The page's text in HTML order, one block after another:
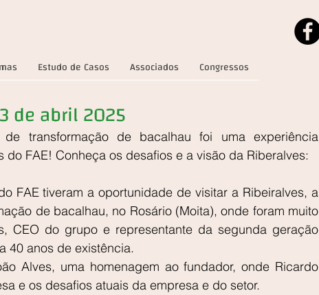
Estudo de Casos Associados Congressos
de abril 2025
transformação de bacalhau foi uma experiência
FAE! Conheça os desafios e a visão da Riberalves:
FAE tiveram a oportunidade de visitar a Ribeiralves, a
de bacalhau, no Rosário (Moita), onde foram muito
CEO do grupo e representante da segunda geração
40 anos de existência.
Alves, uma homenagem ao fundador, onde Ricardo
e os desafios atuais da empresa e do setor.